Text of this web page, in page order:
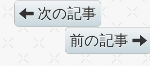
次の記事
前の記事